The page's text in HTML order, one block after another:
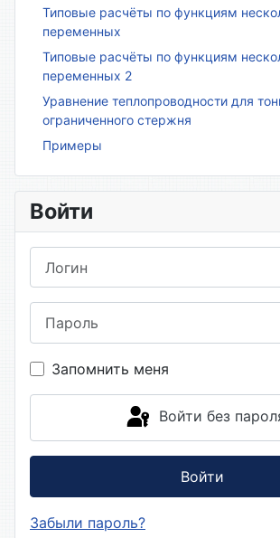
Типовые расчёты по функциям
переменных
Типовые расчёты по функциям
переменных 2
Уравнение теплопроводности для
ограниченного стержня
Примеры
Войти
Запомнить меня
Войти без
Войти
Забыли пароль?